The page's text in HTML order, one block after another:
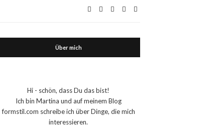
Über mich
Hi - schön, dass Du das bist!
Ich bin Martina und auf meinem Blog
formstil.com schreibe ich über Dinge, die mich
interessieren.